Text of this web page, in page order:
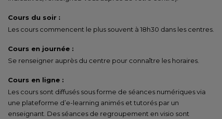
Cours du soir :
Les cours commencent le plus souvent à 18h30 dans les centres.
Cours en journée :
Se renseigner auprès du centre pour connaître les horaires.
Cours en ligne :
Les cours sont diffusés sous forme de séances numériques via
une plateforme d’e-learning animés et tutorés par un
enseignant. Des séances de regroupement en visio sont